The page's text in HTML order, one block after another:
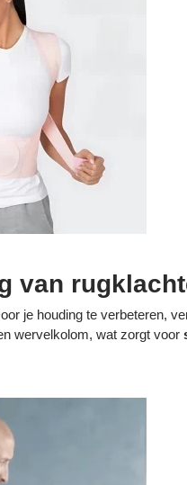
van
je houding te verbeteren,
wervelkolom, wat zorgt voor